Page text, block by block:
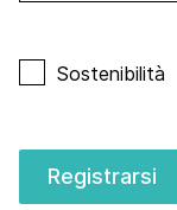
Sostenibilità
Registrarsi